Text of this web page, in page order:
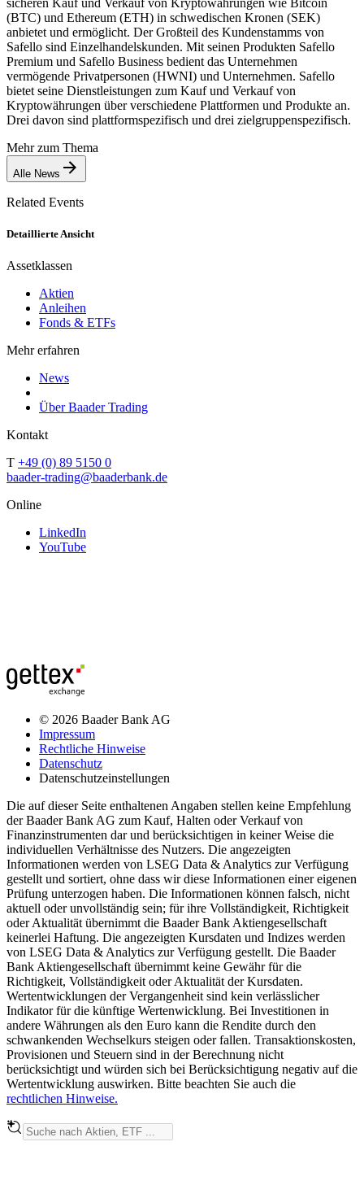
(BTC) und Ethereum (ETH) in schwedischen Kronen (SEK)
anbietet und ermöglicht. Der Großteil des Kundenstamms von
Safello sind Einzelhandelskunden. Mit seinen Produkten Safello
Premium und Safello Business bedient das Unternehmen
vermögende Privatpersonen (HWNI) und Unternehmen. Safello
bietet seine Dienstleistungen zum Kauf und Verkauf von
Kryptowährungen über verschiedene Plattformen und Produkte an.
Drei davon sind plattformspezifisch und drei zielgruppenspezifisch.
Mehr zum Thema
Alle News
Related Events
Detaillierte Ansicht
Assetklassen
Aktien
Anleihen
Fonds & ETFs
Mehr erfahren
News
Über Baader Trading
Kontakt
T +49 (0) 89 5150 0
baader-trading@baaderbank.de
Online
LinkedIn
YouTube
© 2026 Baader Bank AG
Impressum
Rechtliche Hinweise
Datenschutz
Datenschutzeinstellungen
Die auf dieser Seite enthaltenen Angaben stellen keine Empfehlung
der Baader Bank AG zum Kauf, Halten oder Verkauf von
Finanzinstrumenten dar und berücksichtigen in keiner Weise die
individuellen Verhältnisse des Nutzers. Die angezeigten
Informationen werden von LSEG Data & Analytics zur Verfügung
gestellt und sortiert, ohne dass wir diese Informationen einer eigenen
Prüfung unterzogen haben. Die Informationen können falsch, nicht
aktuell oder unvollständig sein; für ihre Vollständigkeit, Richtigkeit
oder Aktualität übernimmt die Baader Bank Aktiengesellschaft
keinerlei Haftung. Die angezeigten Kursdaten und Indizes werden
von LSEG Data & Analytics zur Verfügung gestellt. Die Baader
Bank Aktiengesellschaft übernimmt keine Gewähr für die
Richtigkeit, Vollständigkeit oder Aktualität der Kursdaten.
Wertentwicklungen der Vergangenheit sind kein verlässlicher
Indikator für die künftige Wertenwicklung. Bei Investitionen in
andere Währungen als den Euro kann die Rendite durch den
schwankenden Wechselkurs steigen oder fallen. Transaktionskosten,
Provisionen und Steuern sind in der Berechnung nicht
berücksichtigt und würden sich bei Berücksichtigung negativ auf die
Wertentwicklung auswirken. Bitte beachten Sie auch die
rechtlichen Hinweise.